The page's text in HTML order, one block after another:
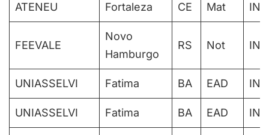
ATENEU Fortaleza CE Mat
FEEVALE
Novo
Hamburgo
RS Not
UNIASSELVI Fatima BA EAD
UNIASSELVI Fatima BA EAD